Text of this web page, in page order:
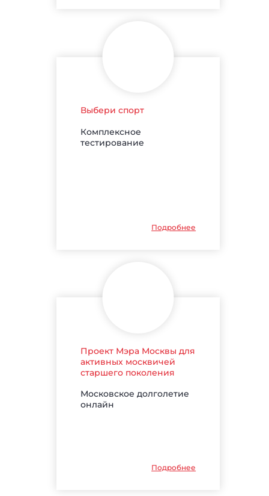
Выбери спорт
Комплексное
тестирование
Подробнее
Проект Мэра Москвы для
активных москвичей
старшего поколения
Московское долголетие
онлайн
Подробнее